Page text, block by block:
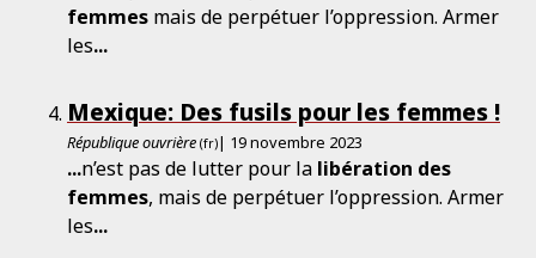
femmes mais de perpétuer l’oppression. Armer
les...
Mexique: Des fusils pour les femmes !
République ouvrière (fr)| 19 novembre 2023
...n’est pas de lutter pour la libération des
femmes, mais de perpétuer l’oppression. Armer
les...